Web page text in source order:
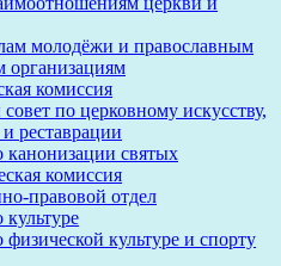
молодёжи и православным
комиссия
по церковному искусству,
реставрации
канонизации святых
комиссия
правовой отдел
культуре и спорту